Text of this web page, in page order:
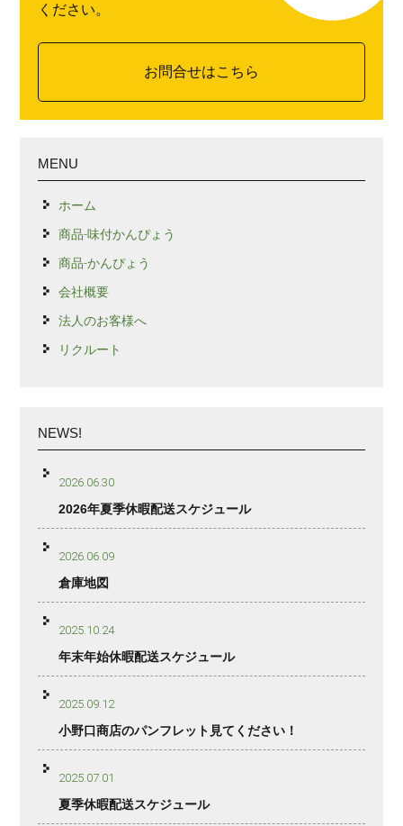
ください。
お問合せはこちら
MENU
ホーム
商品-味付かんぴょう
商品-かんぴょう
会社概要
法人のお客様へ
リクルート
NEWS!
2026.06.30
2026年夏季休暇配送スケジュール
2026.06.09
倉庫地図
2025.10.24
年末年始休暇配送スケジュール
2025.09.12
小野口商店のパンフレット見てください！
2025.07.01
夏季休暇配送スケジュール